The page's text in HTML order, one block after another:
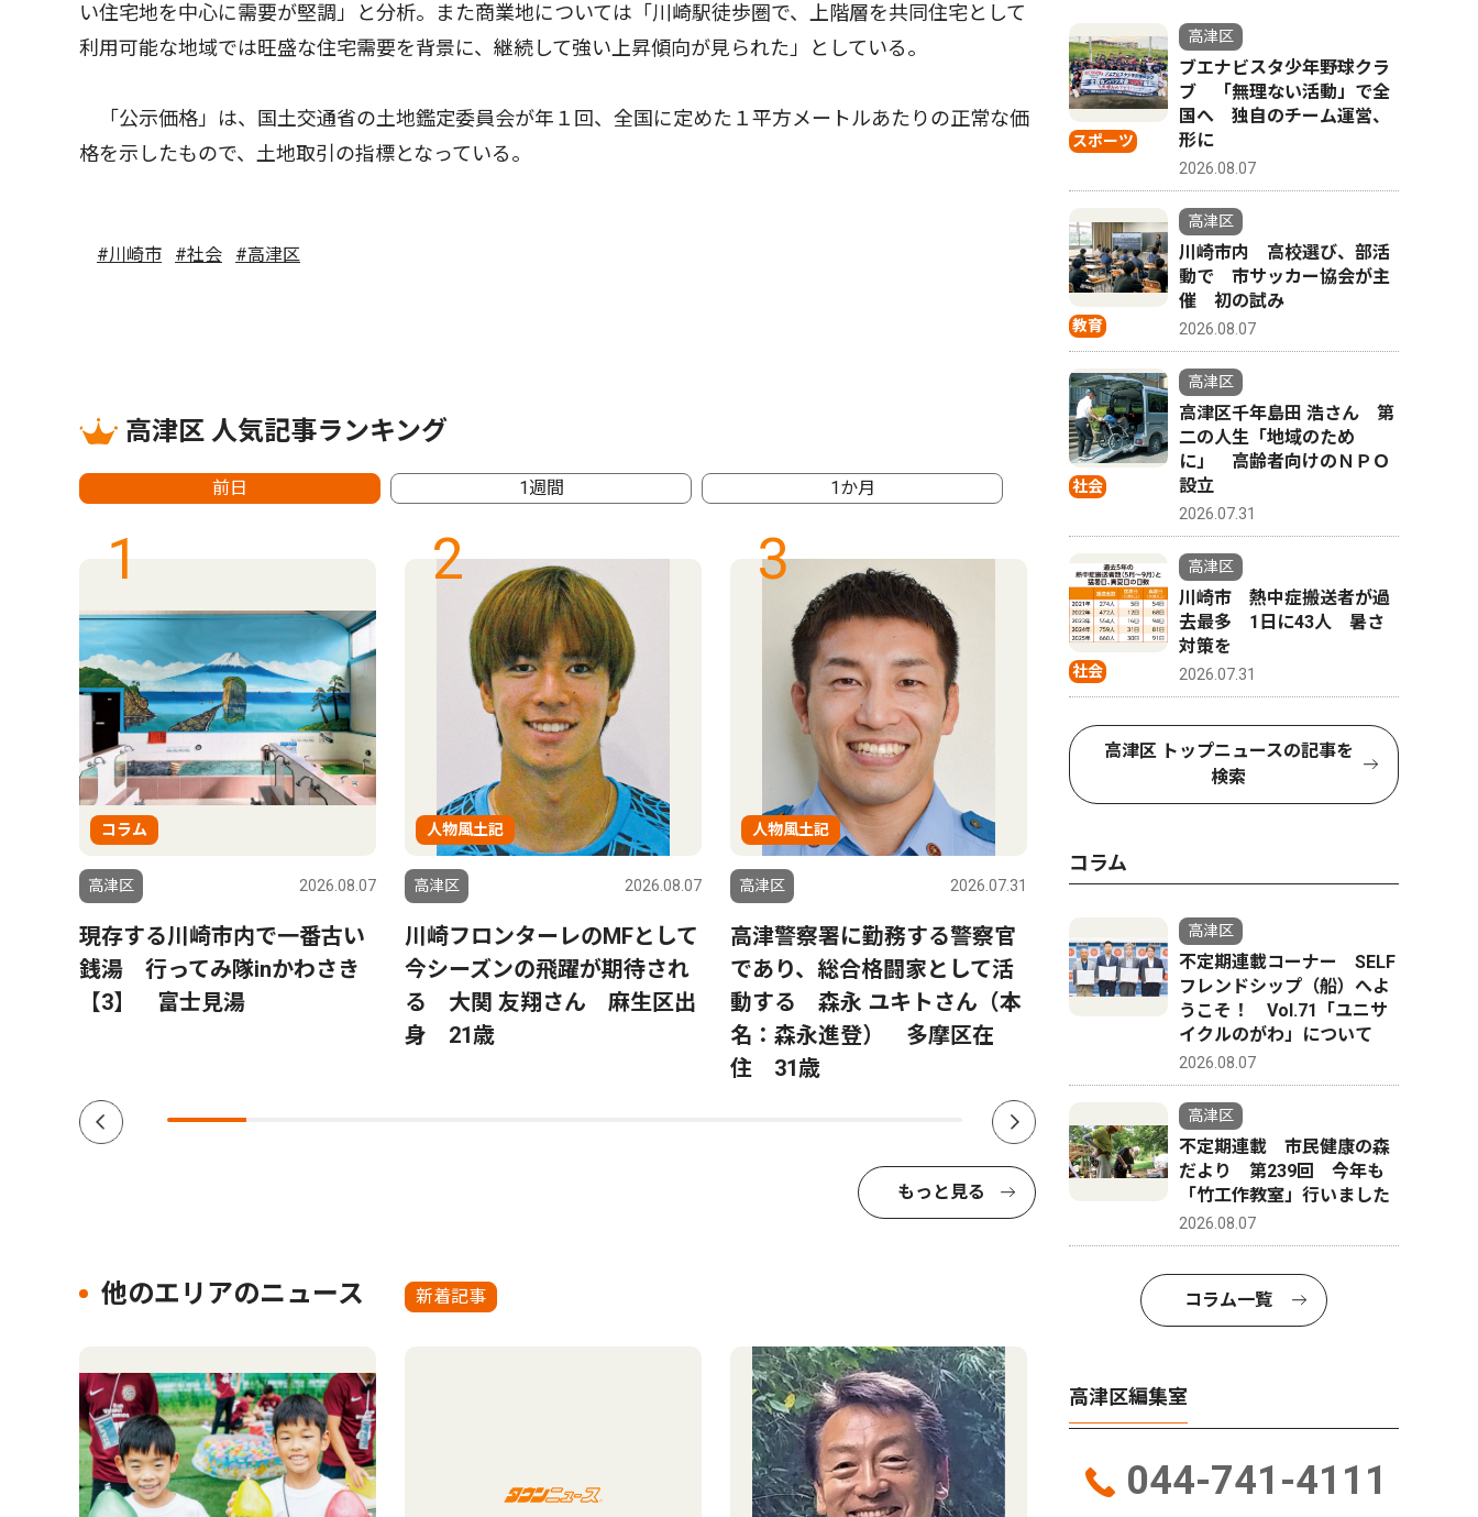
い住宅地を中心に需要が堅調」と分析。また商業地については「川崎駅徒歩圏で、上階層を共同住宅として
利用可能な地域では旺盛な住宅需要を背景に、継続して強い上昇傾向が見られた」としている。
「公示価格」は、国土交通省の土地鑑定委員会が年１回、全国に定めた１平方メートルあたりの正常な価
格を示したもので、土地取引の指標となっている。
#川崎市 #社会 #高津区
高津区 人気記事ランキング
前日 1週間 1か月
1
コラム
高津区 2026.08.07
現存する川崎市内で一番古い
銭湯 行ってみ隊inかわさき
【3】 富士見湯
2
人物風土記
高津区 2026.08.07
川崎フロンターレのMFとして
今シーズンの飛躍が期待され
る 大関 友翔さん 麻生区出
身 21歳
3
人物風土記
高津区 2026.07.31
高津警察署に勤務する警察官
であり、総合格闘家として活
動する 森永 ユキトさん（本
名：森永進登） 多摩区在
住 31歳
4
高津区 2026.08.07
ブエナビスタ少年野球クラ
ブ 「無理ない活動」で全国
へ 独自のチーム運営、形に
高津区
ワンの
「ニトリ
もっと見る
他のエリアのニュース 新着記事
スポーツ
高津区
ブエナビスタ少年野球クラ
ブ 「無理ない活動」で全
国へ 独自のチーム運営、
形に
2026.08.07
教育
高津区
川崎市内 高校選び、部活
動で 市サッカー協会が主
催 初の試み
2026.08.07
社会
高津区
高津区千年島田 浩さん 第
二の人生「地域のため
に」 高齢者向けのＮＰＯ
設立
2026.07.31
社会
高津区
川崎市 熱中症搬送者が過
去最多 1日に43人 暑さ
対策を
2026.07.31
高津区 トップニュースの記事を
検索
コラム
高津区
不定期連載コーナー SELF
フレンドシップ（船）へよ
うこそ！ Vol.71「ユニサ
イクルのがわ」について
2026.08.07
高津区
不定期連載 市民健康の森
だより 第239回 今年も
「竹工作教室」行いました
2026.08.07
コラム一覧
高津区編集室
044-741-4111